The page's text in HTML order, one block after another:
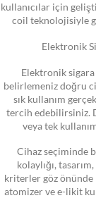
kullanıcılar için
coil teknolojisiyle
Elektronik
Elektronik sigara
belirlemeniz doğru
sık kullanım
tercih edebilirsiniz.
veya tek
Cihaz seçiminde
kolaylığı,
kriterler göz önünde
atomizer ve e-likit